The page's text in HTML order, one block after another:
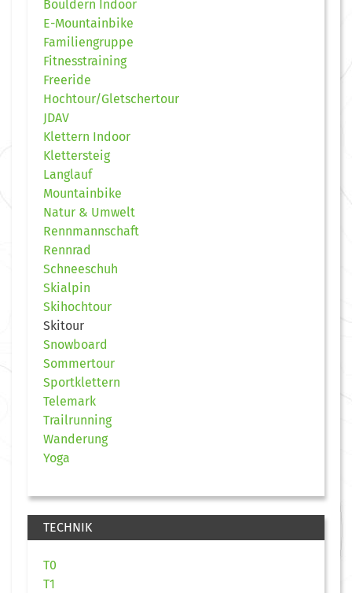
Bouldern Indoor
E-Mountainbike
Familiengruppe
Fitnesstraining
Freeride
Hochtour/Gletschertour
JDAV
Klettern Indoor
Klettersteig
Langlauf
Mountainbike
Natur & Umwelt
Rennmannschaft
Rennrad
Schneeschuh
Skialpin
Skihochtour
Skitour
Snowboard
Sommertour
Sportklettern
Telemark
Trailrunning
Wanderung
Yoga
TECHNIK
T0
T1